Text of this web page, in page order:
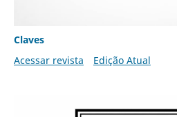
Claves
Acessar revista
Edição Atual